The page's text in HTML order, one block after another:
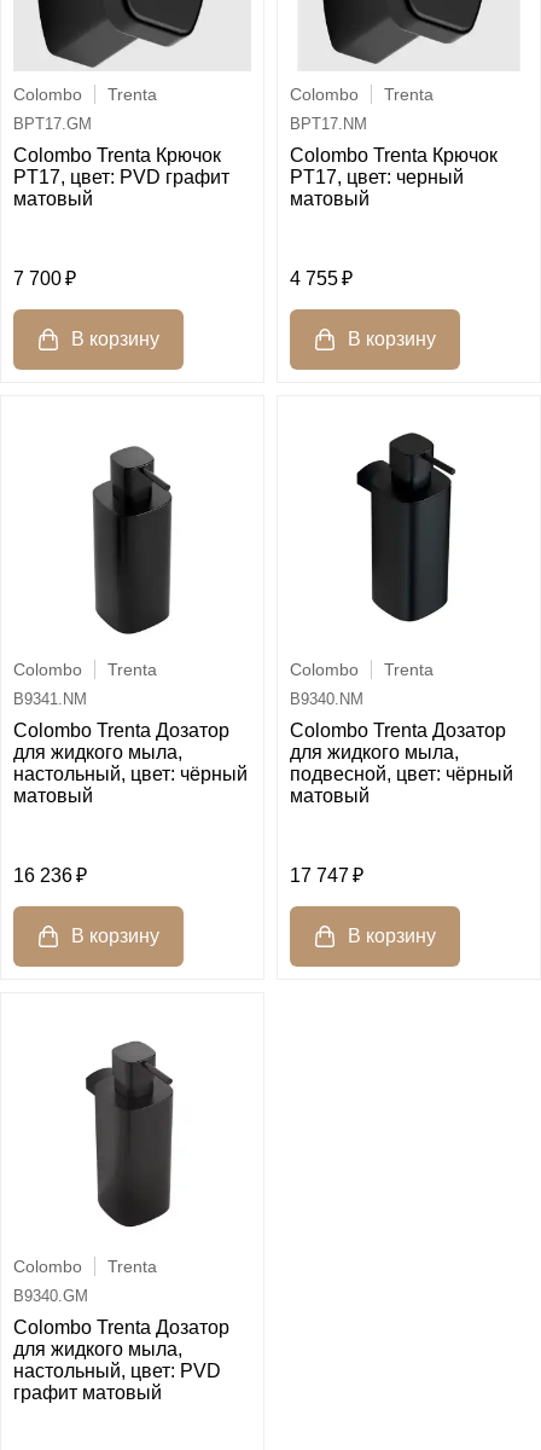
Colombo Trenta
BPT17.GM
Colombo Trenta Крючок
PT17, цвет: PVD графит
матовый
7 700
Colombo Trenta
BPT17.NM
Colombo Trenta Крючок
PT17, цвет: черный
матовый
4 755
Colombo Trenta
B9341.NM
Colombo Trenta Дозатор
для жидкого мыла,
настольный, цвет: чёрный
матовый
16 236
Colombo Trenta
B9340.NM
Colombo Trenta Дозатор
для жидкого мыла,
подвесной, цвет: чёрный
матовый
17 747
Colombo Trenta
B9340.GM
Colombo Trenta Дозатор
для жидкого мыла,
настольный, цвет: PVD
графит матовый